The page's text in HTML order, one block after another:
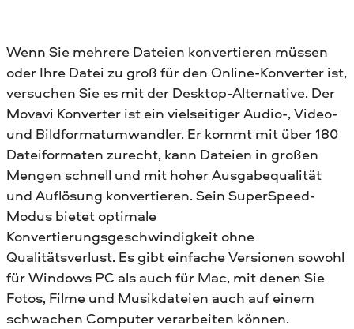
Wenn Sie mehrere Dateien konvertieren müssen
oder Ihre Datei zu groß für den Online-Konverter ist,
versuchen Sie es mit der Desktop-Alternative. Der
Movavi Konverter ist ein vielseitiger Audio-, Video-
und Bildformatumwandler. Er kommt mit über 180
Dateiformaten zurecht, kann Dateien in großen
Mengen schnell und mit hoher Ausgabequalität
und Auflösung konvertieren. Sein SuperSpeed-
Modus bietet optimale
Konvertierungsgeschwindigkeit ohne
Qualitätsverlust. Es gibt einfache Versionen sowohl
für Windows PC als auch für Mac, mit denen Sie
Fotos, Filme und Musikdateien auch auf einem
schwachen Computer verarbeiten können.